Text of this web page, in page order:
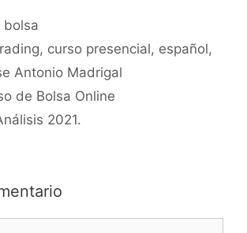
bolsa
, curso presencial, español,
Antonio Madrigal
de Bolsa Online
2021.